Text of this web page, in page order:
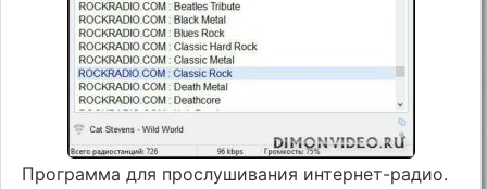
Программа для прослушивания интернет-радио.